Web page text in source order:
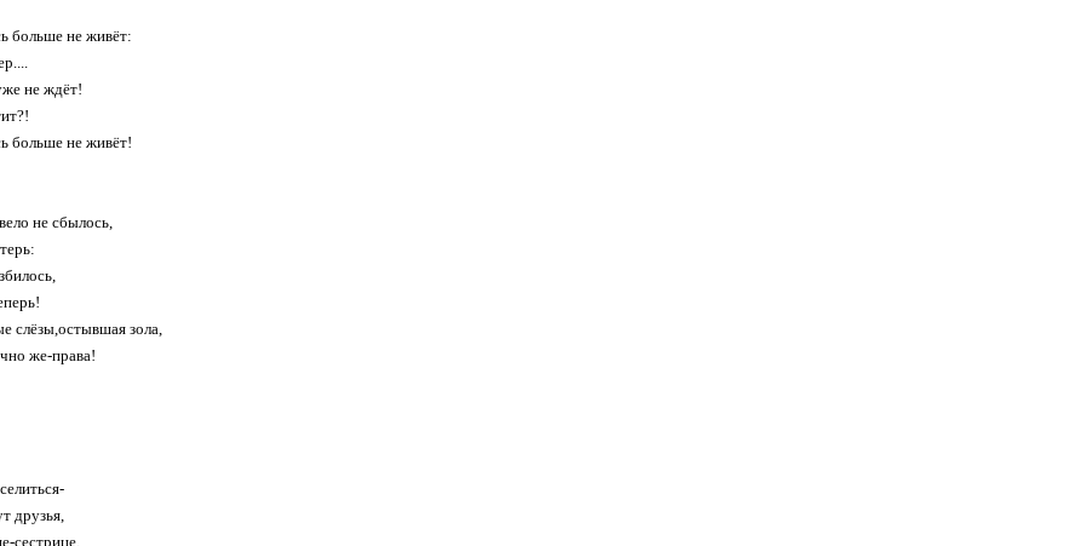
больше не живёт:
не ждёт!
больше не живёт!
не сбылось,
слёзы,остывшая зола,
же-права!
друзья,
сестрице,